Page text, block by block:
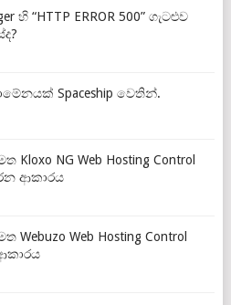
හි “HTTP ERROR 500” ගැටළුව
Spaceship වෙතින්.
Kloxo NG Web Hosting Control
ආකාරය
Webuzo Web Hosting Control